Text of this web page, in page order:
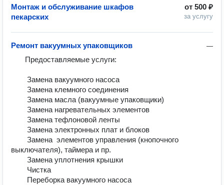
от 500 ₽
за услугу
Монтаж и обслуживание шкафов
пекарских
—
Ремонт вакуумных упаковщиков
выключателя), таймера и пр.